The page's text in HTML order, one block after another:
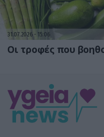
31.07.2026 15:06
Οι τροφές που